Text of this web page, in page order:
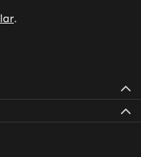
.
in neuem Tab